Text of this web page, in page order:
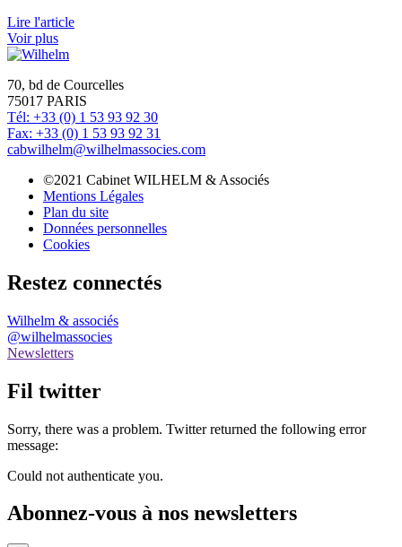
Lire l'article
Voir plus
70, bd de Courcelles
75017 PARIS
Tél: +33 (0) 1 53 93 92 30
Fax: +33 (0) 1 53 93 92 31
cabwilhelm@wilhelmassocies.com
©2021 Cabinet WILHELM & Associés
Mentions Légales
Plan du site
Données personnelles
Cookies
Restez connectés
Wilhelm & associés
@wilhelmassocies
Newsletters
Fil twitter
Sorry, there was a problem. Twitter returned the following error
message:
Could not authenticate you.
Abonnez-vous à nos newsletters